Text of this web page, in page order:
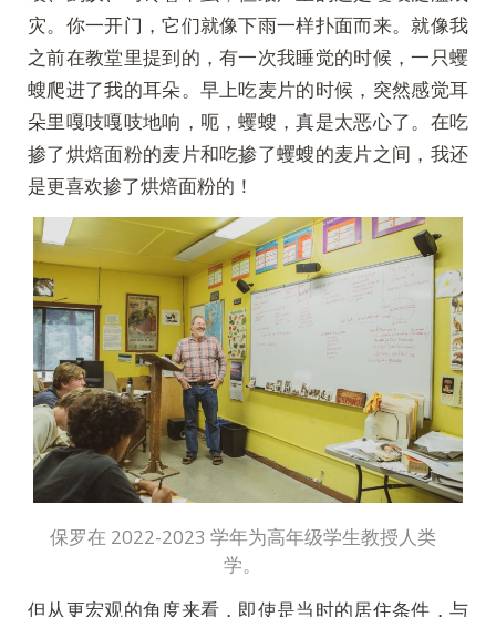
灾。你一开门，它们就像下雨一样扑面而来。就像我
之前在教堂里提到的，有一次我睡觉的时候，一只蠼
螋爬进了我的耳朵。早上吃麦片的时候，突然感觉耳
朵里嘎吱嘎吱地响，呃，蠼螋，真是太恶心了。在吃
掺了烘焙面粉的麦片和吃掺了蠼螋的麦片之间，我还
是更喜欢掺了烘焙面粉的！
保罗在 2022-2023 学年为高年级学生教授人类
学。
但从更宏观的角度来看，即使是当时的居住条件，与